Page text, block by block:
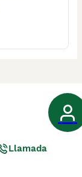
Llamada